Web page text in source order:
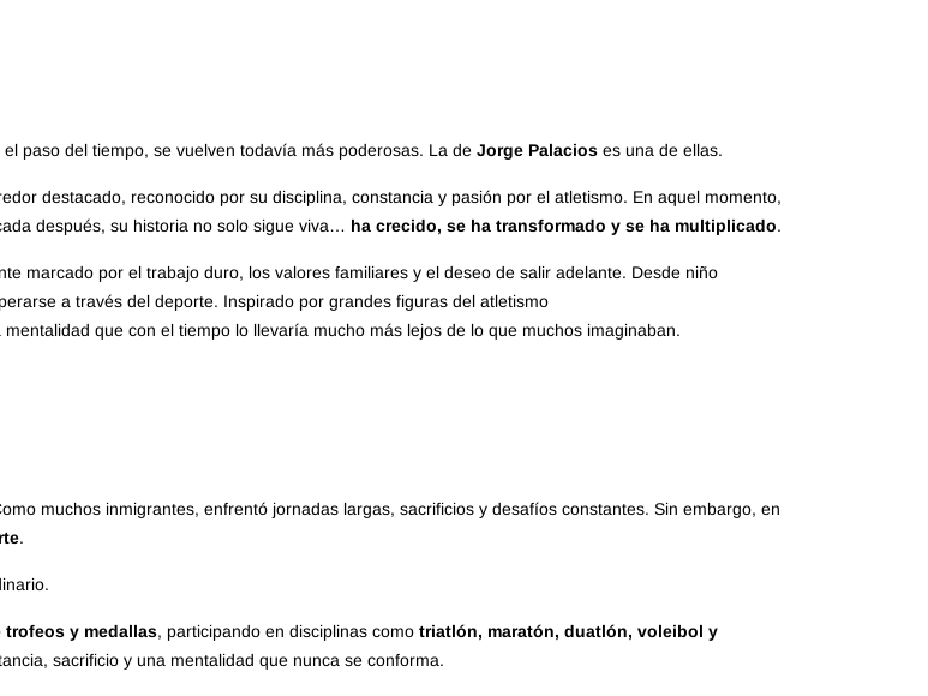
paso del tiempo, se vuelven todavía más poderosas. La de Jorge Palacios es una de ellas.
destacado, reconocido por su disciplina, constancia y pasión por el atletismo. En aquel momento,
después, su historia no solo sigue viva… ha crecido, se ha transformado y se ha multiplicado.
marcado por el trabajo duro, los valores familiares y el deseo de salir adelante. Desde niño
a través del deporte. Inspirado por grandes figuras del atletismo
que con el tiempo lo llevaría mucho más lejos de lo que muchos imaginaban.
muchos inmigrantes, enfrentó jornadas largas, sacrificios y desafíos constantes. Sin embargo, en
.
trofeos y medallas, participando en disciplinas como triatlón, maratón, duatlón, voleibol y
sacrificio y una mentalidad que nunca se conforma.